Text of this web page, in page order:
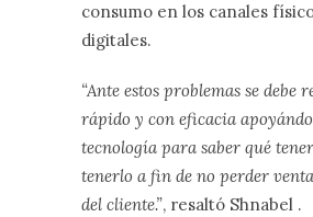
consumo en los canales
digitales.
“Ante estos problemas se debe
rápido y con eficacia
tecnología para saber qué
tenerlo a fin de no perder
del cliente.”, resaltó Shnabel .